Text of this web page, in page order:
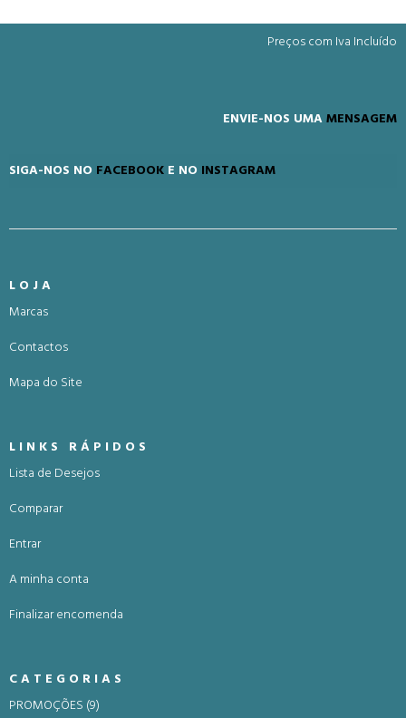
Preços com Iva Incluído
ENVIE-NOS UMAMENSAGEM
SIGA-NOS NO FACEBOOK E NO INSTAGRAM
LOJA
Marcas
Contactos
Mapa do Site
LINKS RÁPIDOS
Lista de Desejos
Comparar
Entrar
A minha conta
Finalizar encomenda
CATEGORIAS
PROMOÇÕES (9)